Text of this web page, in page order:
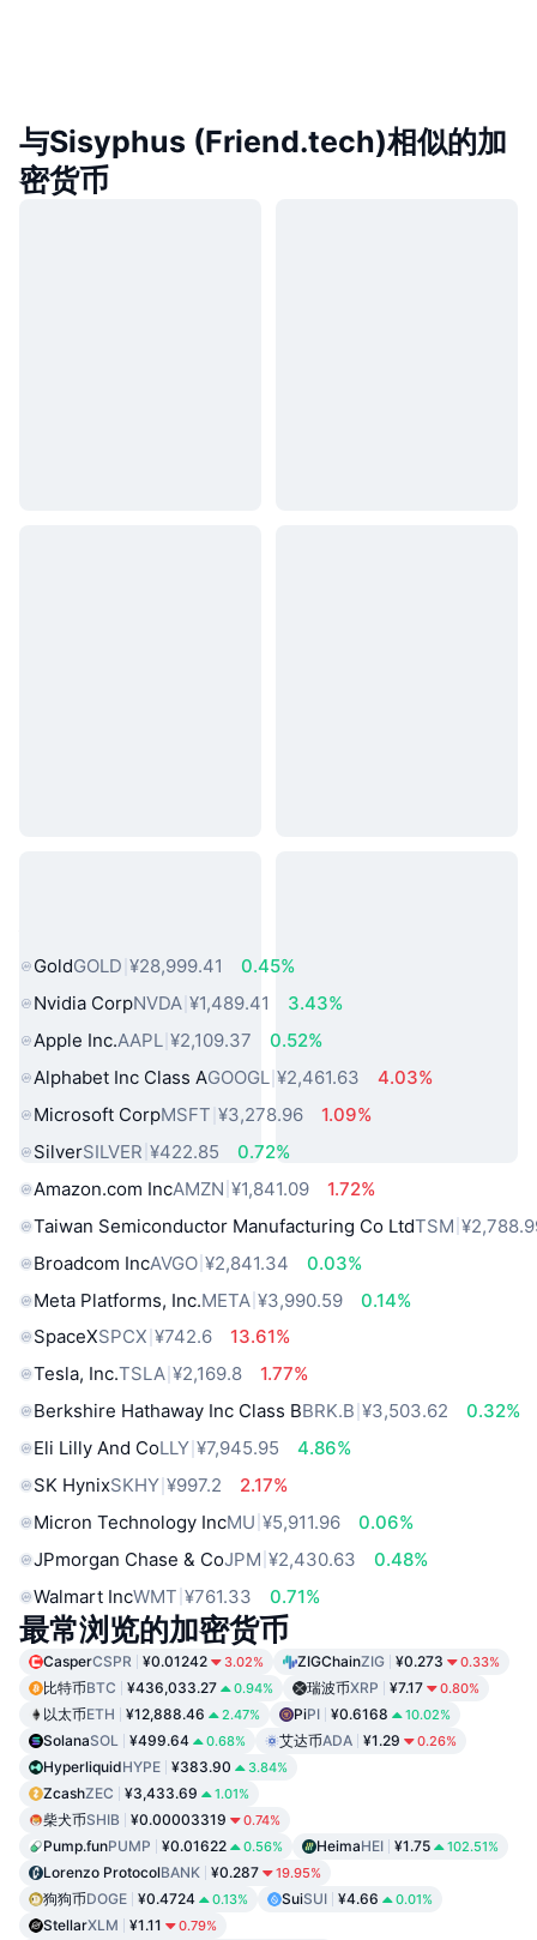
与Sisyphus (Friend.tech)相似的加
密货币
GoldGOLD ¥28,999.41
0.45%
Nvidia CorpNVDA ¥1,489.41
3.43%
Apple Inc.AAPL ¥2,109.37
0.52%
Alphabet Inc Class AGOOGL ¥2,461.63
4.03%
Microsoft CorpMSFT ¥3,278.96
1.09%
SilverSILVER ¥422.85
0.72%
Amazon.com IncAMZN ¥1,841.09
1.72%
Taiwan Semiconductor Manufacturing Co LtdTSM
Broadcom IncAVGO ¥2,841.34
0.03%
Meta Platforms, Inc.META ¥3,990.59
0.14%
SpaceXSPCX ¥742.6
13.61%
Tesla, Inc.TSLA ¥2,169.8
1.77%
Berkshire Hathaway Inc Class BBRK.B ¥3,503.62
0.32%
Eli Lilly And CoLLY ¥7,945.95
4.86%
SK HynixSKHY ¥997.2
2.17%
Micron Technology IncMU ¥5,911.96
0.06%
JPmorgan Chase & CoJPM ¥2,430.63
0.48%
Walmart IncWMT ¥761.33 0.71%
最常浏览的加密货币
CasperCSPR ¥0.01242 3.02% ZIGChainZIG ¥0.273 0.33%
比特币BTC ¥436,033.27 0.94% 瑞波币XRP ¥7.17 0.80%
以太币ETH ¥12,888.46 2.47% PiPI ¥0.6168 10.02%
SolanaSOL ¥499.64 0.68% 艾达币ADA ¥1.29 0.26%
HyperliquidHYPE ¥383.90 3.84%
ZcashZEC ¥3,433.69 1.01%
柴犬币SHIB ¥0.00003319 0.74%
Pump.funPUMP ¥0.01622 0.56% HeimaHEI ¥1.75 102.51%
Lorenzo ProtocolBANK ¥0.287 19.95%
狗狗币DOGE ¥0.4724 0.13% SuiSUI ¥4.66 0.01%
StellarXLM ¥1.11 0.79%